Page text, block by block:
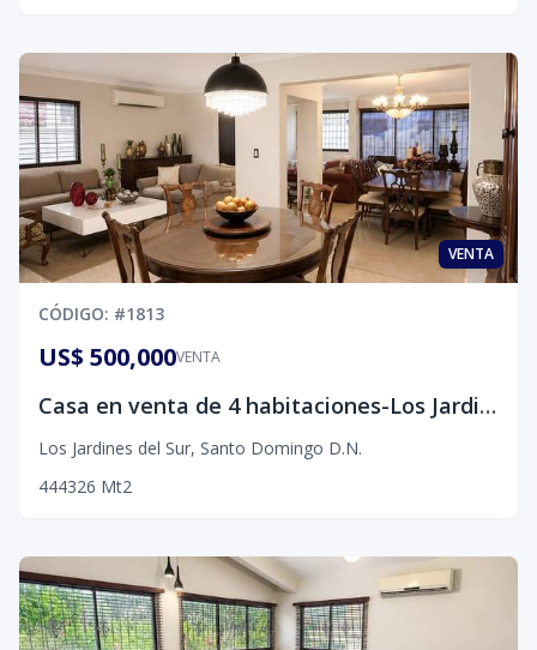
VENTA
CÓDIGO: #1813
VENTA
US$ 500,000
Casa en venta de 4 habitaciones-Los Jardines del Sur, D.N
Los Jardines del Sur, Santo Domingo D.N.
444326 Mt2